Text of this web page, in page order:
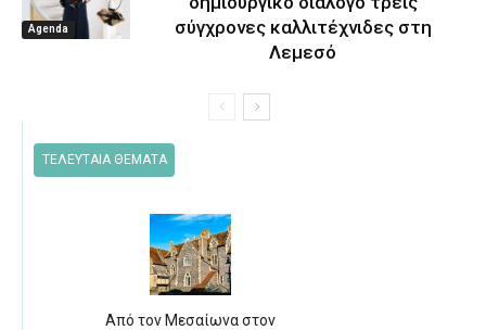
Agenda
σύγχρονες καλλιτέχνιδες στη
Λεμεσό
ΤΕΛΕΥΤΑΙΑ ΘΕΜΑΤΑ
Από τον Μεσαίωνα στον